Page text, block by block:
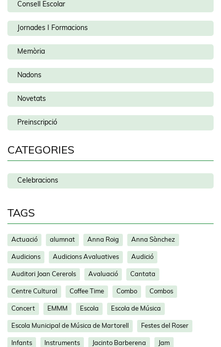
Consell Escolar
Jornades I Formacions
Memòria
Nadons
Novetats
Preinscripció
CATEGORIES
Celebracions
TAGS
Actuació alumnat Anna Roig Anna Sànchez
Audicions Audicions Avaluatives Audició
Auditori Joan Cererols Avaluació Cantata
Centre Cultural Coffee Time Combo Combos
Concert EMMM Escola Escola de Música
Escola Municipal de Música de Martorell Festes del Roser
Infants Instruments Jacinto Barberena Jam